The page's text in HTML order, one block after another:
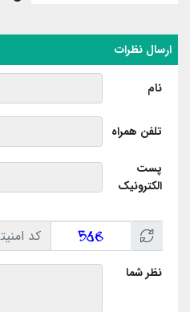
ارسال نظرات
نام
تلفن همراه
پست
الکترونیک
نظر شما